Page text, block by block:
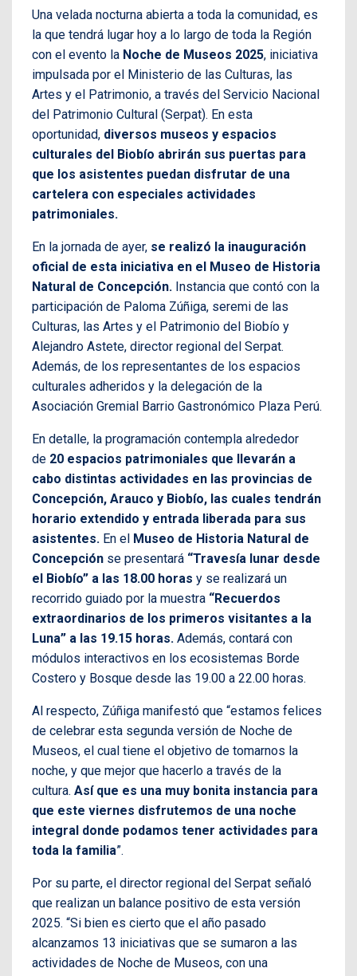
Una velada nocturna abierta a toda la comunidad, es
la que tendrá lugar hoy a lo largo de toda la Región
con el evento la Noche de Museos 2025, iniciativa
impulsada por el Ministerio de las Culturas, las
Artes y el Patrimonio, a través del Servicio Nacional
del Patrimonio Cultural (Serpat). En esta
oportunidad, diversos museos y espacios
culturales del Biobío abrirán sus puertas para
que los asistentes puedan disfrutar de una
cartelera con especiales actividades
patrimoniales.
En la jornada de ayer, se realizó la inauguración
oficial de esta iniciativa en el Museo de Historia
Natural de Concepción. Instancia que contó con la
participación de Paloma Zúñiga, seremi de las
Culturas, las Artes y el Patrimonio del Biobío y
Alejandro Astete, director regional del Serpat.
Además, de los representantes de los espacios
culturales adheridos y la delegación de la
Asociación Gremial Barrio Gastronómico Plaza Perú.
En detalle, la programación contempla alrededor
de 20 espacios patrimoniales que llevarán a
cabo distintas actividades en las provincias de
Concepción, Arauco y Biobío, las cuales tendrán
horario extendido y entrada liberada para sus
asistentes. En el Museo de Historia Natural de
Concepción se presentará “Travesía lunar desde
el Biobío” a las 18.00 horas y se realizará un
recorrido guiado por la muestra “Recuerdos
extraordinarios de los primeros visitantes a la
Luna” a las 19.15 horas. Además, contará con
módulos interactivos en los ecosistemas Borde
Costero y Bosque desde las 19.00 a 22.00 horas.
Al respecto, Zúñiga manifestó que “estamos felices
de celebrar esta segunda versión de Noche de
Museos, el cual tiene el objetivo de tomarnos la
noche, y que mejor que hacerlo a través de la
cultura. Así que es una muy bonita instancia para
que este viernes disfrutemos de una noche
integral donde podamos tener actividades para
toda la familia”.
Por su parte, el director regional del Serpat señaló
que realizan un balance positivo de esta versión
2025. “Si bien es cierto que el año pasado
alcanzamos 13 iniciativas que se sumaron a las
actividades de Noche de Museos, con una